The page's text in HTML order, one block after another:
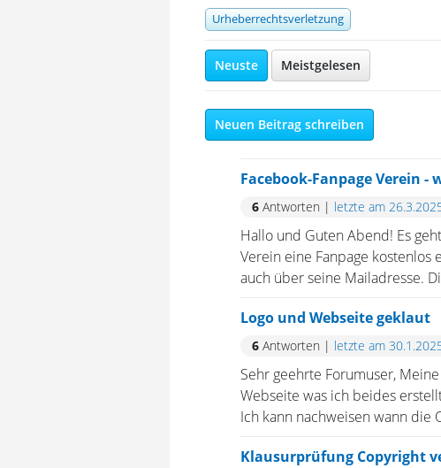
Urheberrechtsverletzung
Neuste Meistgelesen
Neuen Beitrag schreiben
Facebook-Fanpage Verein -
6 Antworten | letzte am
Hallo und Guten Abend! Es
Verein eine Fanpage
auch über seine Mailadresse.
Logo und Webseite geklaut
6 Antworten | letzte am
Sehr geehrte Forumuser,
Webseite was ich beides
Ich kann nachweisen wann
Klausurprüfung Copyright